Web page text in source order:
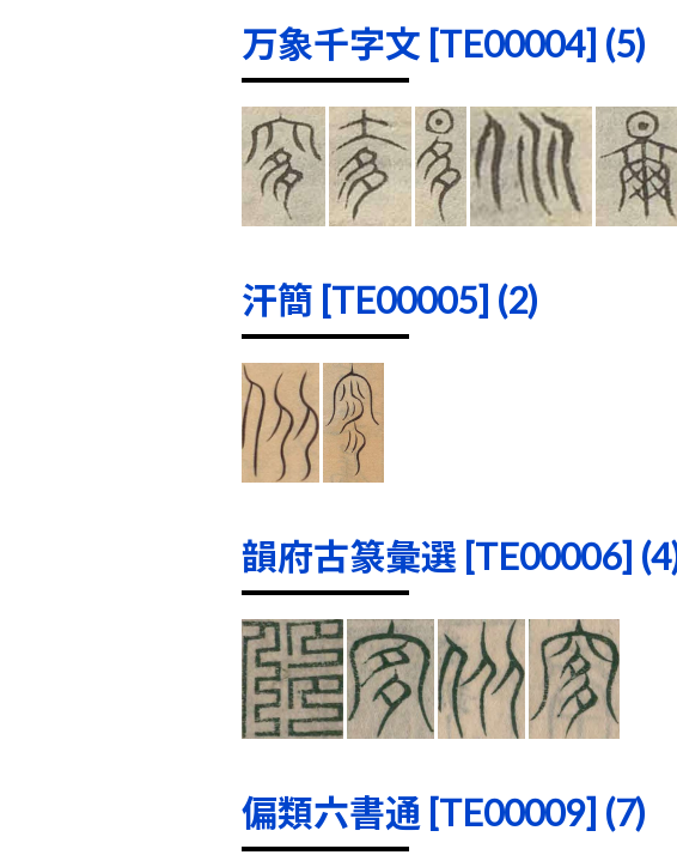
万象千字文 [TE00004] (5)
汗簡 [TE00005] (2)
韻府古篆彙選 [TE00006]
偏類六書通 [TE00009] (7)